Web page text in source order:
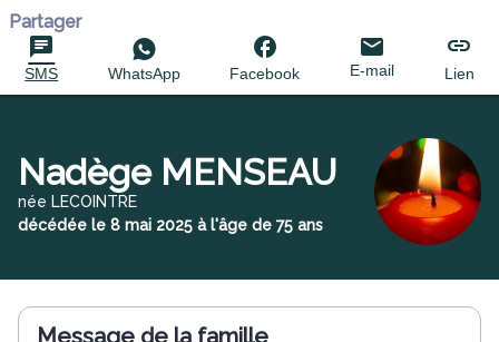
Partager
SMS WhatsApp Facebook E-mail Lien
Nadège MENSEAU
née LECOINTRE
décédée le 8 mai 2025 à l'âge de 75 ans
Message de la famille